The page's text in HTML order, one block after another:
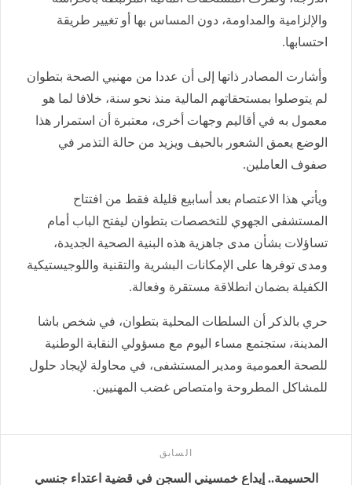
والإلزامية والمداومة، دون المساس بها أو تغيير طريقة
احتسابها.
وأشارت المصادر ذاتها إلى أن عددا من مهنيي الصحة بتطوان
لم يتوصلوا بمستحقاتهم المالية منذ نحو سنة، خلافا لما هو
معمول به في أقاليم وجهات أخرى، معتبرة أن استمرار هذا
الوضع يعمق الشعور بالحيف ويزيد من حالة التذمر في
صفوف العاملين.
ويأتي هذا الاعتصام بعد أسابيع قليلة فقط من افتتاح
المستشفى الجهوي للتخصصات بتطوان ليفتح الباب أمام
تساؤلات بشأن مدى جاهزية هذه البنية الصحية الجديدة،
ومدى توفرها على الإمكانات البشرية والتقنية واللوجيستيكية
الكفيلة بضمان انطلاقة مستقرة وفعالة.
حري بالذكر أن السلطات المحلية بتطوان، في شخص باشا
المدينة، ستجتمع مساء اليوم مع مسؤولي النقابة الوطنية
للصحة العمومية ومدير المستشفى، في محاولة لإيجاد حلول
للمشاكل المطروحة وامتصاص غضب المهنيين.
السابق
الحسيمة.. إيداع خمسيني السجن في قضية اعتداء جنسي